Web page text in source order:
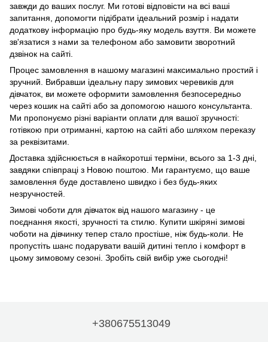
завжди до ваших послуг. Ми готові відповісти на всі ваші
запитання, допомогти підібрати ідеальний розмір і надати
додаткову інформацію про будь-яку модель взуття. Ви можете
зв'язатися з нами за телефоном або замовити зворотний
дзвінок на сайті.
Процес замовлення в нашому магазині максимально простий і
зручний. Вибравши ідеальну пару зимових черевиків для
дівчаток, ви можете оформити замовлення безпосередньо
через кошик на сайті або за допомогою нашого консультанта.
Ми пропонуємо різні варіанти оплати для вашої зручності:
готівкою при отриманні, картою на сайті або шляхом переказу
за реквізитами.
Доставка здійснюється в найкоротші терміни, всього за 1-3 дні,
завдяки співпраці з Новою поштою. Ми гарантуємо, що ваше
замовлення буде доставлено швидко і без будь-яких
незручностей.
Зимові чоботи для дівчаток від нашого магазину - це
поєднання якості, зручності та стилю. Купити шкіряні зимові
чоботи на дівчинку тепер стало простіше, ніж будь-коли. Не
пропустіть шанс подарувати вашій дитині тепло і комфорт в
цьому зимовому сезоні. Зробіть свій вибір уже сьогодні!
+380675513049